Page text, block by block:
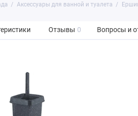
Аксессуары для ванной и туалета
Отзывы 0 Вопросы и